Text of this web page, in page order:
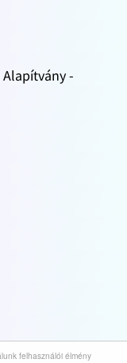
felhasználói élmény
-